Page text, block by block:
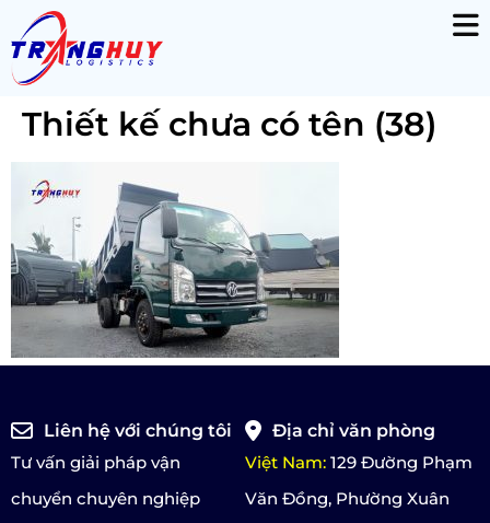
Thiết kế chưa có tên (38)
Liên hệ với chúng tôi
Tư vấn giải pháp vận
chuyển chuyên nghiệp
Địa chỉ văn phòng
Việt Nam: 129 Đường Phạm
Văn Đồng, Phường Xuân